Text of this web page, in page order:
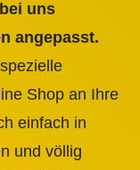
uns
angepasst.
Shop an Ihre
einfach in
und völlig